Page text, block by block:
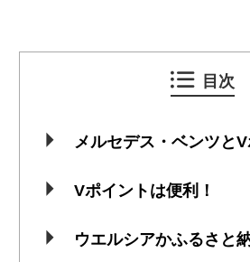
目次
メルセデス・ベンツとV
Vポイントは便利！
ウエルシアかふるさと